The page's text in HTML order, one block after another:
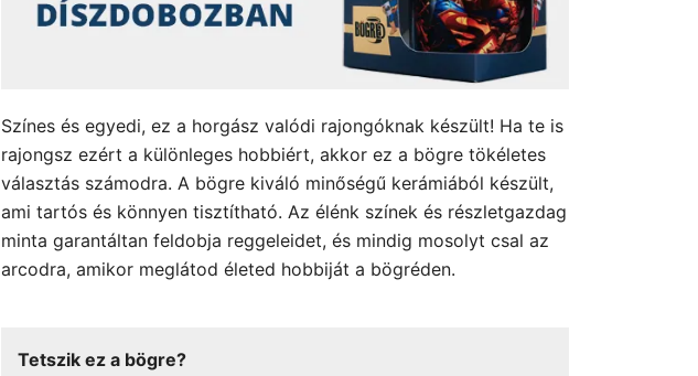
Színes és egyedi, ez a horgász valódi rajongóknak készült! Ha te is
rajongsz ezért a különleges hobbiért, akkor ez a bögre tökéletes
választás számodra. A bögre kiváló minőségű kerámiából készült,
ami tartós és könnyen tisztítható. Az élénk színek és részletgazdag
minta garantáltan feldobja reggeleidet, és mindig mosolyt csal az
arcodra, amikor meglátod életed hobbiját a bögréden.
Tetszik ez a bögre?